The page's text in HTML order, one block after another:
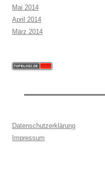
Mai 2014
April 2014
März 2014
Datenschutzerklärung
Impressum